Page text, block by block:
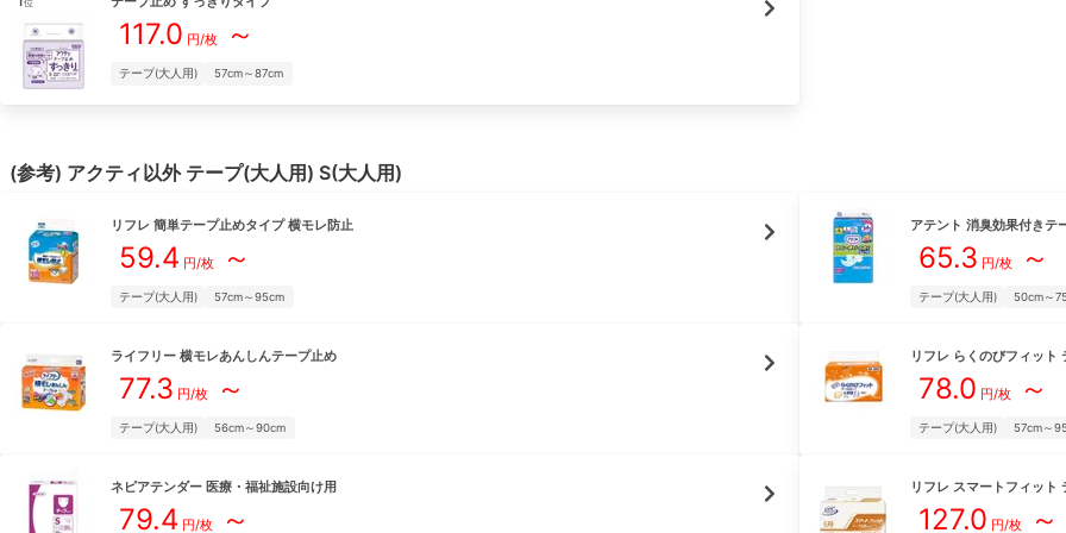
117.0 円/枚～
テープ(大人用) 57cm～87cm
(参考) アクティ以外 テープ(大人用) S(大人用)
リフレ 簡単テープ止めタイプ 横モレ防止
59.4 円/枚～
テープ(大人用) 57cm～95cm
アテント 消臭効果付きテ
65.3 円/枚～
テープ(大人用) 50cm～
ライフリー 横モレあんしんテープ止め
77.3 円/枚～
テープ(大人用) 56cm～90cm
リフレ らくのびフィット
78.0 円/枚～
テープ(大人用) 57cm～
ネピアテンダー 医療・福祉施設向け用
79.4 円/枚～
リフレ スマートフィット
127.0 円/枚～